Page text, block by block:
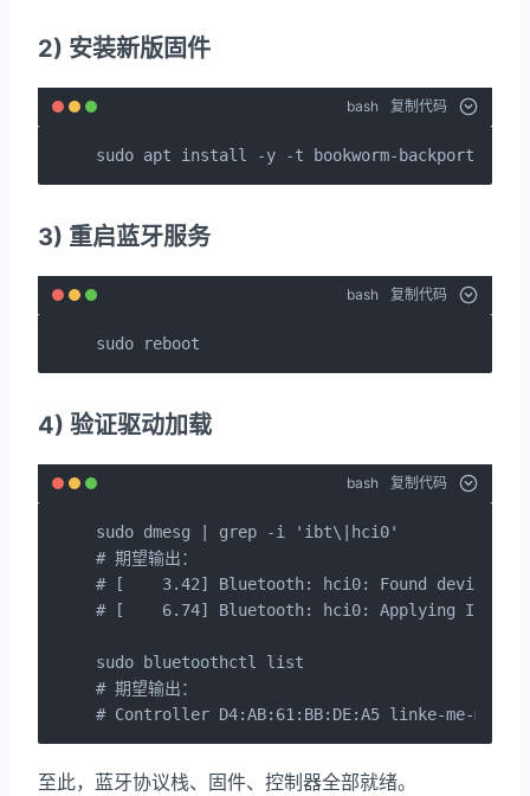
2) 安装新版固件
bash 复制代码
sudo apt install -y -t bookworm-backports
3) 重启蓝牙服务
bash 复制代码
sudo reboot
4) 验证驱动加载
bash 复制代码
sudo dmesg | grep -i 'ibt\|hci0'
# 期望输出：
# [    3.42] Bluetooth: hci0: Found device
# [    6.74] Bluetooth: hci0: Applying Intel
sudo bluetoothctl list
# 期望输出：
# Controller D4:AB:61:BB:DE:A5 linke-me-
至此，蓝牙协议栈、固件、控制器全部就绪。